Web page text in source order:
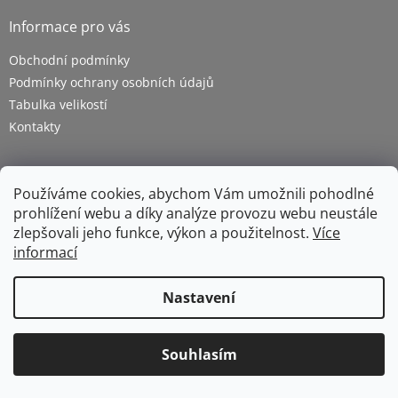
Používáme cookies, abychom Vám umožnili pohodlné
prohlížení webu a díky analýze provozu webu neustále
zlepšovali jeho funkce, výkon a použitelnost. Více
informací
Nastavení
Souhlasím
Informace pro vás
Obchodní podmínky
Podmínky ochrany osobních údajů
Tabulka velikostí
Kontakty
Copyright 2026ZETRA - pracovní oděvy s.r.o.. Všechna
práva vyhrazena.Upravit nastavení cookies